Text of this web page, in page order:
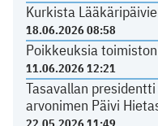
Kurkista
18.06.2026 08:58
Poikkeuksia
11.06.2026 12:21
Tasavallan
arvonimen Päivi